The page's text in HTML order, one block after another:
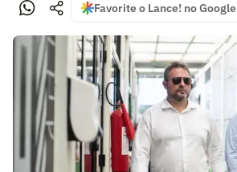
Favorite o Lance! no Google